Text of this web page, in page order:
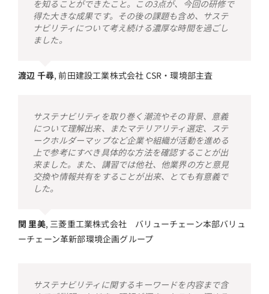
を知ることができたこと。この3点が、今回の研修で
得た大きな成果です。その後の課題も含め、サステ
ナビリティについて考え続ける濃厚な時間を過ごし
ました。
渡辺 千尋,前田建設工業株式会社 CSR・環境部主査
サステナビリティを取り巻く潮流やその背景、意義
について理解出来、またマテリアリティ選定、ステ
ークホルダーマップなど企業や組織が活動を進める
上で参考にすべき具体的な方法を確認することが出
来ました。また、講習では他社、他業界の方と意見
交換や情報共有をすることが出来、とても有意義で
した。
関 里美, 三菱重工業株式会社 バリューチェーン本部バリュ
ーチェーン革新部環境企画グループ
サステナビリティに関するキーワードを内容まで含